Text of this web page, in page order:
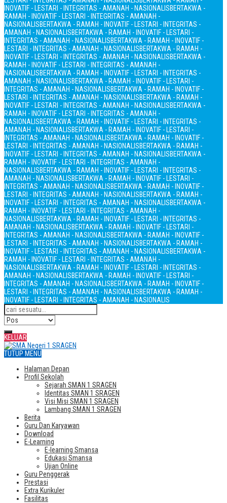
INOVATIF - LESTARI - INTEGRITAS - AMANAH - NASIONALISBERTAKWA -
RAMAH - INOVATIF - LESTARI - INTEGRITAS - AMANAH -
NASIONALISBERTAKWA - RAMAH - INOVATIF - LESTARI - INTEGRITAS -
AMANAH - NASIONALISBERTAKWA - RAMAH - INOVATIF - LESTARI -
INTEGRITAS - AMANAH - NASIONALISBERTAKWA - RAMAH - INOVATIF -
LESTARI - INTEGRITAS - AMANAH - NASIONALISBERTAKWA - RAMAH -
INOVATIF - LESTARI - INTEGRITAS - AMANAH - NASIONALISBERTAKWA -
RAMAH - INOVATIF - LESTARI - INTEGRITAS - AMANAH -
NASIONALISBERTAKWA - RAMAH - INOVATIF - LESTARI - INTEGRITAS -
AMANAH - NASIONALISBERTAKWA - RAMAH - INOVATIF - LESTARI -
INTEGRITAS - AMANAH - NASIONALISBERTAKWA - RAMAH - INOVATIF -
LESTARI - INTEGRITAS - AMANAH - NASIONALISBERTAKWA - RAMAH -
INOVATIF - LESTARI - INTEGRITAS - AMANAH - NASIONALISBERTAKWA -
RAMAH - INOVATIF - LESTARI - INTEGRITAS - AMANAH -
NASIONALISBERTAKWA - RAMAH - INOVATIF - LESTARI - INTEGRITAS -
AMANAH - NASIONALISBERTAKWA - RAMAH - INOVATIF - LESTARI -
INTEGRITAS - AMANAH - NASIONALISBERTAKWA - RAMAH - INOVATIF -
LESTARI - INTEGRITAS - AMANAH - NASIONALISBERTAKWA - RAMAH -
INOVATIF - LESTARI - INTEGRITAS - AMANAH - NASIONALISBERTAKWA -
RAMAH - INOVATIF - LESTARI - INTEGRITAS - AMANAH -
NASIONALISBERTAKWA - RAMAH - INOVATIF - LESTARI - INTEGRITAS -
AMANAH - NASIONALISBERTAKWA - RAMAH - INOVATIF - LESTARI -
INTEGRITAS - AMANAH - NASIONALISBERTAKWA - RAMAH - INOVATIF -
LESTARI - INTEGRITAS - AMANAH - NASIONALISBERTAKWA - RAMAH -
INOVATIF - LESTARI - INTEGRITAS - AMANAH - NASIONALISBERTAKWA -
RAMAH - INOVATIF - LESTARI - INTEGRITAS - AMANAH -
NASIONALISBERTAKWA - RAMAH - INOVATIF - LESTARI - INTEGRITAS -
AMANAH - NASIONALISBERTAKWA - RAMAH - INOVATIF - LESTARI -
INTEGRITAS - AMANAH - NASIONALISBERTAKWA - RAMAH - INOVATIF -
LESTARI - INTEGRITAS - AMANAH - NASIONALISBERTAKWA - RAMAH -
INOVATIF - LESTARI - INTEGRITAS - AMANAH - NASIONALISBERTAKWA -
RAMAH - INOVATIF - LESTARI - INTEGRITAS - AMANAH -
NASIONALISBERTAKWA - RAMAH - INOVATIF - LESTARI - INTEGRITAS -
AMANAH - NASIONALISBERTAKWA - RAMAH - INOVATIF - LESTARI -
INTEGRITAS - AMANAH - NASIONALISBERTAKWA - RAMAH - INOVATIF -
LESTARI - INTEGRITAS - AMANAH - NASIONALISBERTAKWA - RAMAH -
INOVATIF - LESTARI - INTEGRITAS - AMANAH - NASIONALIS
KELUAR
TUTUP MENU
Halaman Depan
Profil Sekolah
Sejarah SMAN 1 SRAGEN
Identitas SMAN 1 SRAGEN
Visi Misi SMAN 1 SRAGEN
Lambang SMAN 1 SRAGEN
Berita
Guru Dan Karyawan
Download
E-Learning
E-learning Smansa
Edukasi Smansa
Ujian Online
Guru Penggerak
Prestasi
Extra Kurikuler
Fasilitas